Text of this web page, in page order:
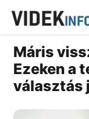
Máris
Ezeken a
választás